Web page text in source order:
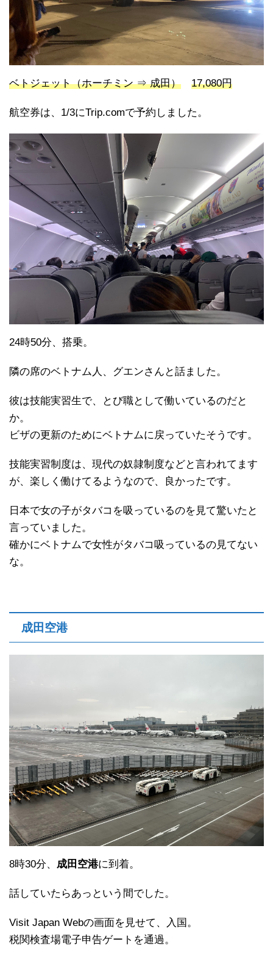
ベトジェット（ホーチミン ⇒ 成田） 17,080円
航空券は、1/3にTrip.comで予約しました。
24時50分、搭乗。
隣の席のベトナム人、グエンさんと話ました。
彼は技能実習生で、とび職として働いているのだと
か。
ビザの更新のためにベトナムに戻っていたそうです。
技能実習制度は、現代の奴隷制度などと言われてます
が、楽しく働けてるようなので、良かったです。
日本で女の子がタバコを吸っているのを見て驚いたと
言っていました。
確かにベトナムで女性がタバコ吸っているの見てない
な。
成田空港
8時30分、 成田空港に到着。
話していたらあっという間でした。
Visit Japan Webの画面を見せて、入国。
税関検査場電子申告ゲートを通過。